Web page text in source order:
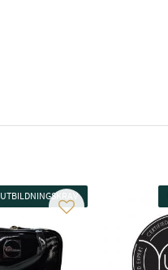
UTBILDNINGSKRAV
Lägg till i favoriter